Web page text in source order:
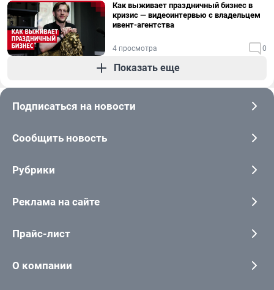
Как выживает праздничный бизнес в
кризис — видеоинтервью с владельцем
ивент-агентства
4 просмотра 0
Показать еще
Подписаться на новости
Сообщить новость
Рубрики
Реклама на сайте
Прайс-лист
О компании